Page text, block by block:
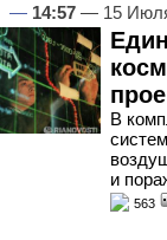
— 14:57 — 15
В
и
563